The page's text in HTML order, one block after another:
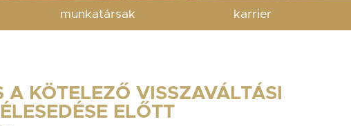
munkatársak karrier
KÖTELEZŐ VISSZAVÁLTÁSI
ELŐTT